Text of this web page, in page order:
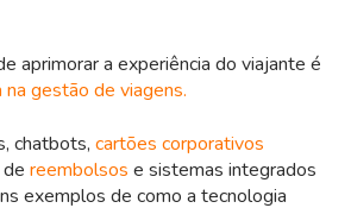
aprimorar a experiência do viajante é
gestão de viagens.
chatbots, cartões corporativos
reembolsos e sistemas integrados
exemplos de como a tecnologia